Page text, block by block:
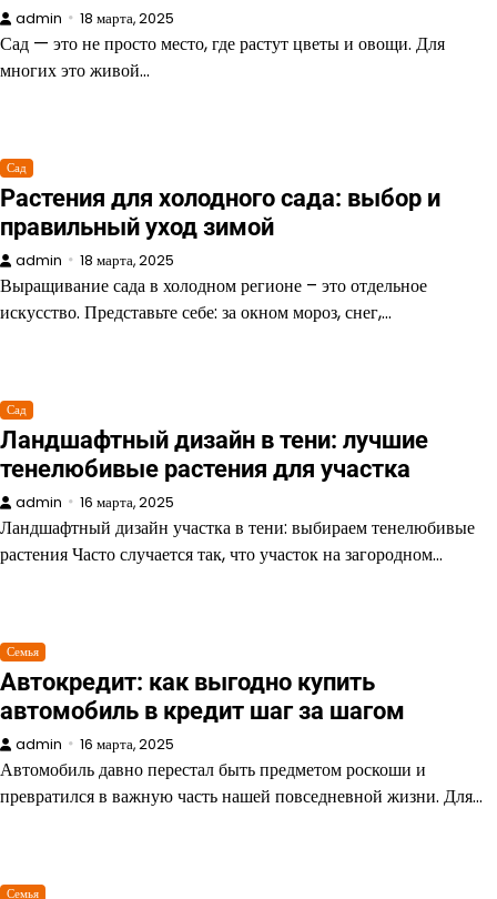
admin 18 марта, 2025
Сад — это не просто место, где растут цветы и овощи. Для
многих это живой…
Сад
Растения для холодного сада: выбор и
правильный уход зимой
admin 18 марта, 2025
Выращивание сада в холодном регионе – это отдельное
искусство. Представьте себе: за окном мороз, снег,…
Сад
Ландшафтный дизайн в тени: лучшие
тенелюбивые растения для участка
admin 16 марта, 2025
Ландшафтный дизайн участка в тени: выбираем тенелюбивые
растения Часто случается так, что участок на загородном…
Семья
Автокредит: как выгодно купить
автомобиль в кредит шаг за шагом
admin 16 марта, 2025
Автомобиль давно перестал быть предметом роскоши и
превратился в важную часть нашей повседневной жизни. Для…
Семья